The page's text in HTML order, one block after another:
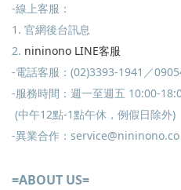
-線上客服：
1. 官網後台訊息
2. nininono LINE客服
-電話客服：(02)3393-1941／
-服務時間：週一至週五 10:00-
(中午12點-1點午休，例假日除外)
-異業合作：service@nininono.co
=ABOUT US=